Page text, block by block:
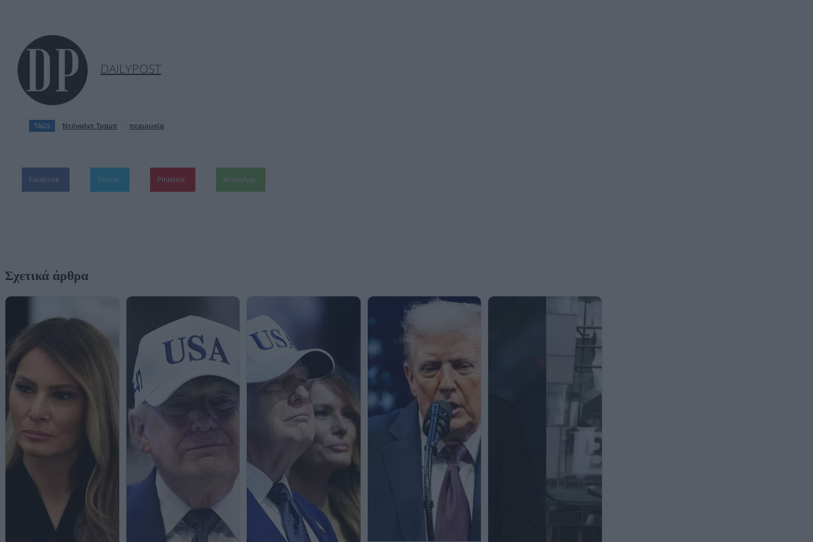
DAILYPOST
TAGS Ντόναλντ Τραμπ περιουσία
Facebook Twitter Pinterest WhatsApp
Σχετικά άρθρα